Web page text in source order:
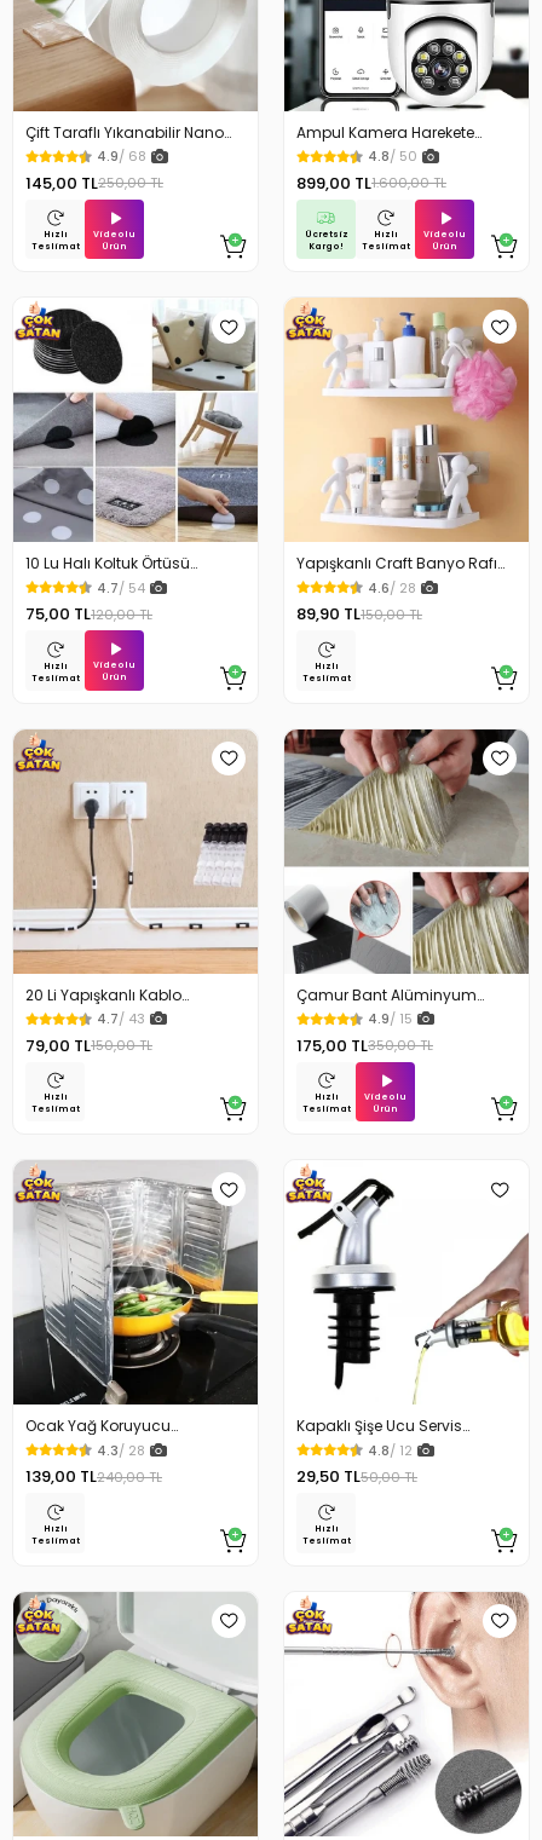
Çift Taraflı Yıkanabilir Nano
Teknoloji Bant 3 mt
4.9/ 68
145,00 TL250,00 TL
Hızlı
Teslimat
Videolu
Ürün
Ampul Kamera Harekete
Duyarlı Gece Görüşlü
4.8/ 50
899,00 TL1.600,00 TL
Ücretsiz
Kargo!
Hızlı
Teslimat
Videolu
Ürün
10 Lu Halı Koltuk Örtüsü
Kaydırmaz Cırtlı Pad
4.7/ 54
75,00 TL120,00 TL
Hızlı
Teslimat
Videolu
Ürün
Yapışkanlı Craft Banyo Rafı
Organizer 1 Adet
4.6/ 28
89,90 TL150,00 TL
Hızlı
Teslimat
20 Li Yapışkanlı Kablo
Sabitleyici Şeffaf Klips
4.7/ 43
79,00 TL150,00 TL
Hızlı
Teslimat
Çamur Bant Alüminyum
İzolasyon Tamir Bandı 5 Mt
4.9/ 15
175,00 TL350,00 TL
Hızlı
Teslimat
Videolu
Ürün
Ocak Yağ Koruyucu
Alüminyum Levha 32.5 x 84
Cm
4.3/ 28
139,00 TL240,00 TL
Hızlı
Teslimat
Kapaklı Şişe Ucu Servis
Aparatı Yağdanlık Tıpa
4.8/ 12
29,50 TL50,00 TL
Hızlı
Teslimat